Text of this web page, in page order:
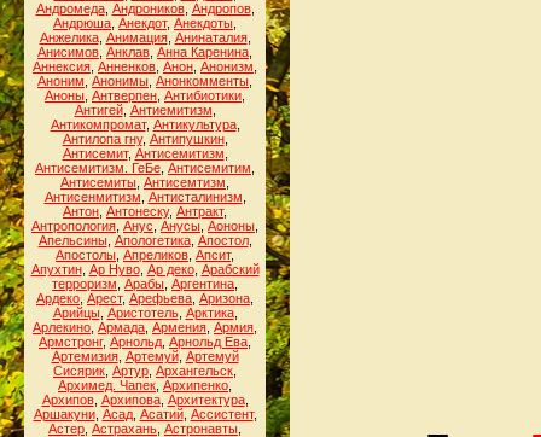
Андромеда, Андроников, Андропов,
Андрюша Анекдот, Анекдоты
Анжелика, Анимация, Анинаталия,
Анисимов Анклав Анна Каренина
Аннексия Анненков Анон Анонизм
Аноним Анонимы Анонкомменты
Аноны Антверпен Антибиотики
Антигей, Антиемитизм
Антикомпромат, Антикультура,
Антилопа гну, Антипушкин,
Антисемит, Антисемитизм
Антисемитизм. ГеБе Антисемитим
Антисемиты Антисемтизм
Антисенмитизм Антисталинизм
Антон Антонеску, Антракт,
Антропология Анус Анусы Аононы
Апельсины, Апологетика, Апостол,
Апостолы Апреликов Апсит,
Апухтин, Ар Нуво, Ар деко, Арабский
терроризм Арабы Аргентина
Ардеко Арест, Арефьева Аризона
Арийцы, Аристотель, Арктика,
Арлекино Армада Армения Армия
Армстронг, Арнольд Арнольд Ева
Артемизия, Артемуй, Артемуй
Сисярик Артур Архангельск
Архимед. Чапек Архипенко
Архипов, Архипова, Архитектура,
Аршакуни, Асад, Асатий, Ассистент,
Астер Астрахань Астронавты